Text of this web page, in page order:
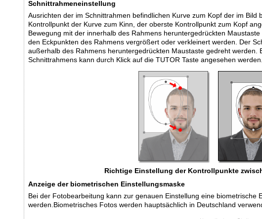
Schnittrahmeneinstellung
Ausrichten der im Schnittrahmen befindlichen Kurve zum Kopf der im Bild
Kontrollpunkt der Kurve zum Kinn, der oberste Kontrollpunkt zum Kopf
Bewegung mit der innerhalb des Rahmens heruntergedrückten
den Eckpunkten des Rahmens vergrößert oder verkleinert werden. Der
außerhalb des Rahmens heruntergedrückten Maustaste gedreht werden.
Schnittrahmens kann durch Klick auf die TUTOR Taste angesehen werden.
Richtige Einstellung der Kontrollpunkte
Anzeige der biometrischen Einstellungsmaske
Bei der Fotobearbeitung kann zur genauen Einstellung eine biometrische
werden.Biometrisches Fotos werden hauptsächlich in Deutschland